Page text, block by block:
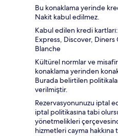
Bu konaklama yerinde
Nakit kabul edilmez.
Kabul edilen kredi
Express, Discover,
Blanche
Kültürel normlar ve
konaklama yerinden
Burada belirtilen
verilmiştir.
Rezervasyonunuzu iptal
iptal politikasına tabi
yönetmelikleri
hizmetleri cayma